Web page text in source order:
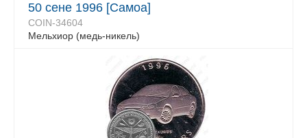
50 сене 1996 [Самоа]
COIN-34604
Мельхиор (медь-никель)